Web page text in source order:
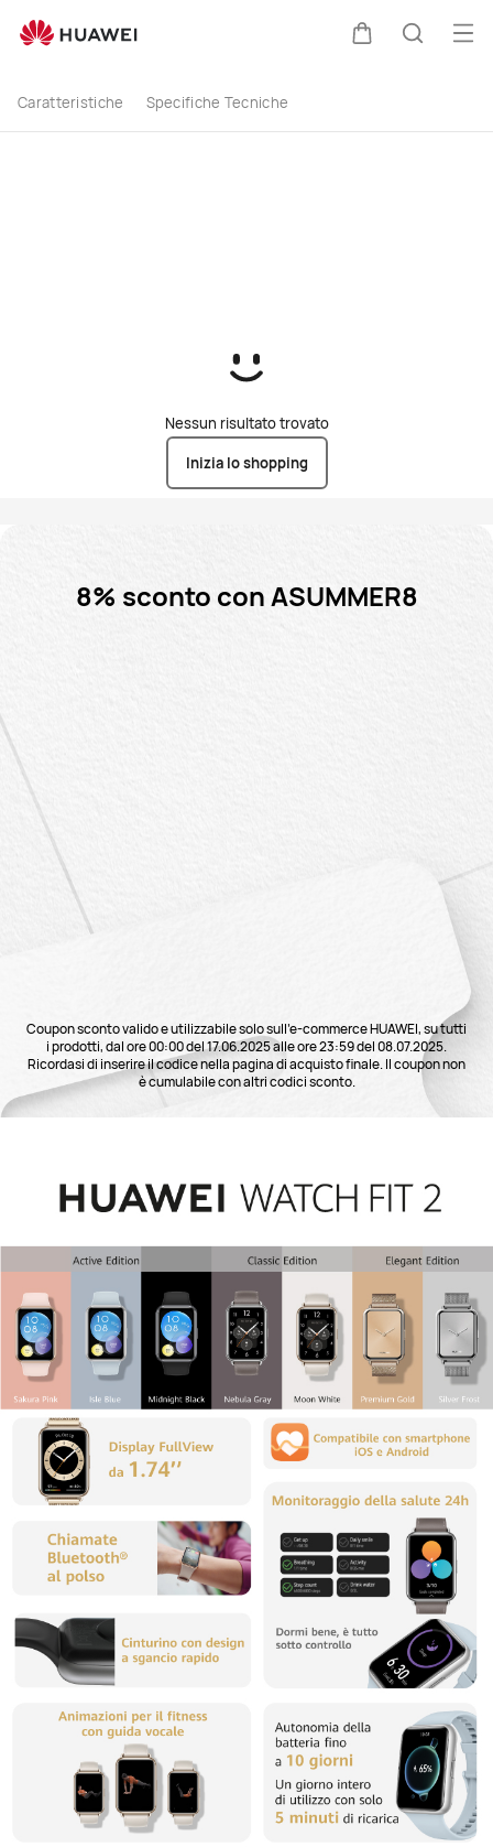
buy
Caratteristiche Specifiche Tecniche
Nessun risultato trovato
Inizia lo shopping
8% sconto con ASUMMER8
Coupon sconto valido e utilizzabile solo sull’e-commerce HUAWEI, su tutti
i prodotti, dal ore 00:00 del 17.06.2025 alle ore 23:59 del 08.07.2025.
Ricordasi di inserire il codice nella pagina di acquisto finale. Il coupon non
è cumulabile con altri codici sconto.